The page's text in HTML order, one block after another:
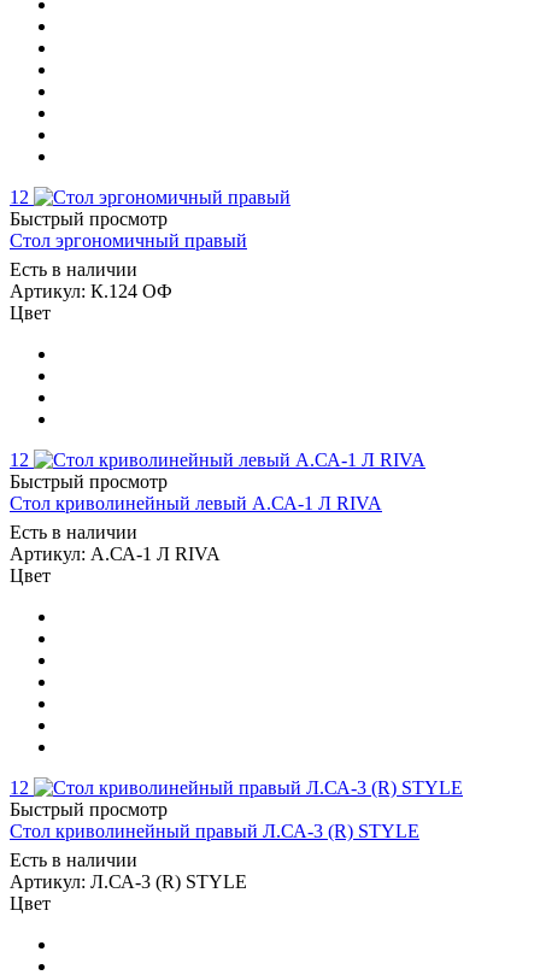
12
Быстрый просмотр
Стол эргономичный правый
Есть в наличии
Артикул: К.124 ОФ
Цвет
12
Быстрый просмотр
Стол криволинейный левый А.СА-1 Л RIVA
Есть в наличии
Артикул: А.СА-1 Л RIVA
Цвет
12
Быстрый просмотр
Стол криволинейный правый Л.СА-3 (R) STYLE
Есть в наличии
Артикул: Л.СА-3 (R) STYLE
Цвет